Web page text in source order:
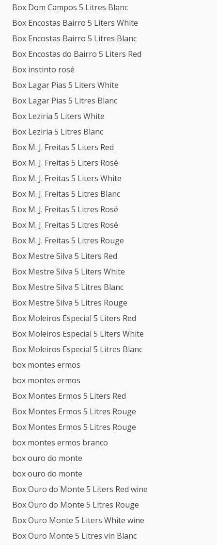
Box Dom Campos 5 Litres Blanc
Box Encostas Bairro 5 Liters White
Box Encostas Bairro 5 Litres Blanc
Box Encostas do Bairro 5 Liters Red
Box instinto rosé
Box Lagar Pias 5 Liters White
Box Lagar Pias 5 Litres Blanc
Box Leziria 5 Liters White
Box Leziria 5 Litres Blanc
Box M. J. Freitas 5 Liters Red
Box M. J. Freitas 5 Liters Rosé
Box M. J. Freitas 5 Liters White
Box M. J. Freitas 5 Litres Blanc
Box M. J. Freitas 5 Litres Rosé
Box M. J. Freitas 5 Litres Rosé
Box M. J. Freitas 5 Litres Rouge
Box Mestre Silva 5 Liters Red
Box Mestre Silva 5 Liters White
Box Mestre Silva 5 Litres Blanc
Box Mestre Silva 5 Litres Rouge
Box Moleiros Especial 5 Liters Red
Box Moleiros Especial 5 Liters White
Box Moleiros Especial 5 Litres Blanc
box montes ermos
box montes ermos
Box Montes Ermos 5 Liters Red
Box Montes Ermos 5 Litres Rouge
Box Montes Ermos 5 Litres Rouge
box montes ermos branco
box ouro do monte
box ouro do monte
Box Ouro do Monte 5 Liters Red wine
Box Ouro do Monte 5 Litres Rouge
Box Ouro Monte 5 Liters White wine
Box Ouro Monte 5 Litres vin Blanc